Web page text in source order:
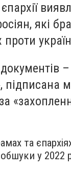
які
проти
підписана
та
обшуки у 2022